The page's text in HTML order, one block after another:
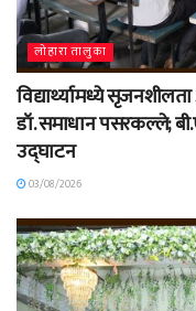
लोहारा तालुका
विद्यार्थ्यामध्ये
डॉ. समाधान पसरकल्ले;
उद्घाटन
03/08/2026